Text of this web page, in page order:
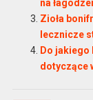
na
Zioła
lecznicze
Do jakiego
dotyczące